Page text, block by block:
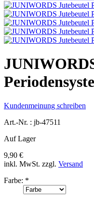
Kundenmeinung schreiben
Art.-Nr. : jb-47511
Auf Lager
9,90 €
inkl. MwSt. zzgl. Versand
Farbe: *